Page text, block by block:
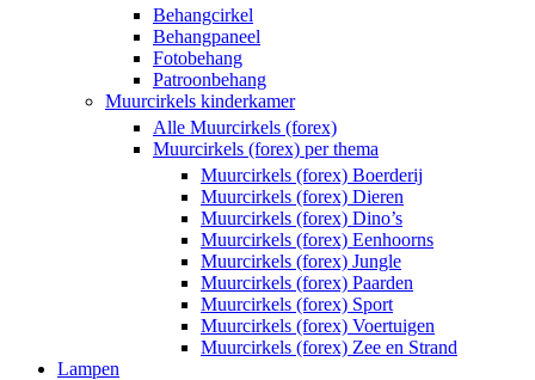
Behangcirkel
Behangpaneel
Fotobehang
Patroonbehang
Muurcirkels kinderkamer
Alle Muurcirkels (forex)
Muurcirkels (forex) per thema
Muurcirkels (forex) Boerderij
Muurcirkels (forex) Dieren
Muurcirkels (forex) Dino’s
Muurcirkels (forex) Eenhoorns
Muurcirkels (forex) Jungle
Muurcirkels (forex) Paarden
Muurcirkels (forex) Sport
Muurcirkels (forex) Voertuigen
Muurcirkels (forex) Zee en Strand
Lampen